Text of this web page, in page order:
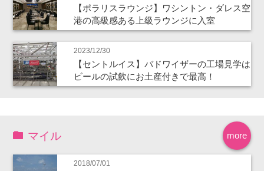
【ポラリスラウンジ】ワシントン・ダレス空
港の高級感ある上級ラウンジに入室
2023/12/30
【セントルイス】バドワイザーの工場見学は
ビールの試飲にお土産付きで最高！
more
マイル
2018/07/01